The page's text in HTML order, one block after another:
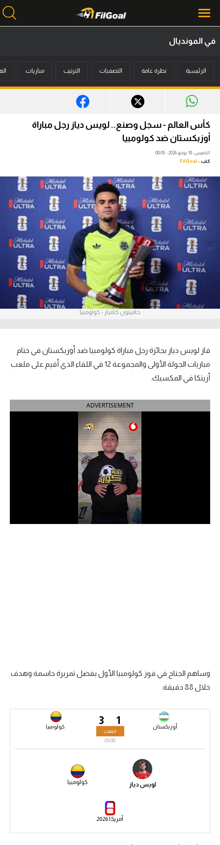
أخبار
ميركاتو
فانتازي في الجول
مسابقة التوقعات
فيديوهات
عدسات
آراء حرة
ركن الألعاب
بطولات
أمريكا 2026
الدوري الإنجليزي الممتاز
الدوري الإسباني
الدوري السعودي للمحترفين
دوري أبطال إفريقيا
سعودي في الجول
الدوري الإنجليزي
الدوري الإسباني
كرة سلة
في المونديال
الرئيسية نظرة عامة التصفيات الترتيب مباريات
كأس العالم - سجل وصنع.. لويس دياز رجل مباراة
أوزبكستان ضد كولومبيا
الخميس، 18 يونيو 2026 - 08:05
كتب : FilGoal
خاميتون كامباز - كولومبيا
فاز لويس دياز بجائزة رجل مباراة كولومبيا ضد أوزبكستان في ختام
مباريات الجولة الأولى والمجموعة 12 في اللقاء الذي أقيم على ملعب
أزيتكا في المكسيك.
ADVERTISEMENT
وساهم الجناح في فوز كولومبيا الأول بفضل تمريرة حاسمة وهدف
خلال 88 دقيقة.
1 أوزبكستان 3 كولومبيا
انتهت
05:00
لويس دياز كولومبيا
أمريكا 2026